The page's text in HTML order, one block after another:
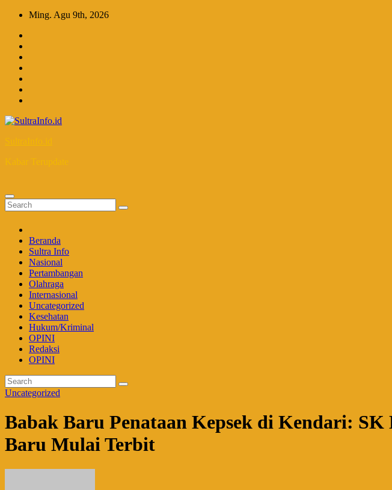
Skip
content
Ming. Agu 9th, 2026
SultraInfo.id
Kabar Terupdate
Beranda
Sultra Info
Nasional
Pertambangan
Olahraga
Internasional
Uncategorized
Kesehatan
Hukum/Kriminal
OPINI
Redaksi
OPINI
Uncategorized
Babak Baru Penataan Kepsek di Kendari: SK
Baru Mulai Terbit